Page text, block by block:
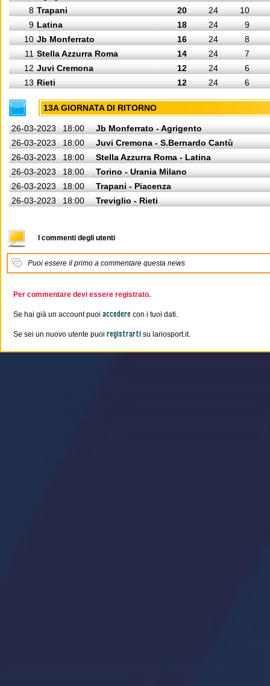
8 Trapani 20 24
10
9 Latina 18 24
9
10 Jb Monferrato 16 24
8
11 Stella Azzurra Roma 14 24
7
12 Juvi Cremona 12 24
6
13 Rieti 12 24 6
13A GIORNATA DI RITORNO
26-03-2023 18:00
Jb Monferrato - Agrigento
26-03-2023
18:00
Juvi Cremona - S.Bernardo Cantù
26-03-2023
18:00
Stella Azzurra Roma - Latina
26-03-2023
18:00
Torino - Urania Milano
26-03-2023
18:00
Trapani - Piacenza
26-03-2023
18:00 Treviglio - Rieti
I commenti degli utenti
Puoi essere il primo a commentare questa news
Per commentare devi essere registrato.
Se hai già un account puoi accedere con i tuoi dati.
Se sei un nuovo utente puoi registrarti su lariosport.it.